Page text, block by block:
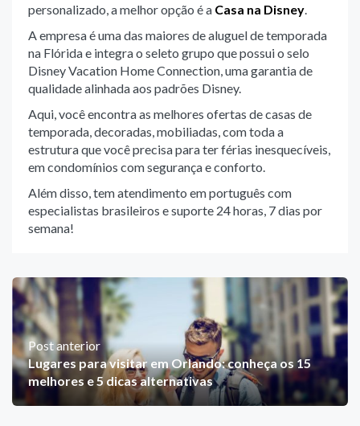
personalizado, a melhor opção é a Casa na Disney.
A empresa é uma das maiores de aluguel de temporada
na Flórida e integra o seleto grupo que possui o selo
Disney Vacation Home Connection, uma garantia de
qualidade alinhada aos padrões Disney.
Aqui, você encontra as melhores ofertas de casas de
temporada, decoradas, mobiliadas, com toda a
estrutura que você precisa para ter férias inesquecíveis,
em condomínios com segurança e conforto.
Além disso, tem atendimento em português com
especialistas brasileiros e suporte 24 horas, 7 dias por
semana!
Post anterior
Lugares para visitar em Orlando: conheça os 15
melhores e 5 dicas alternativas